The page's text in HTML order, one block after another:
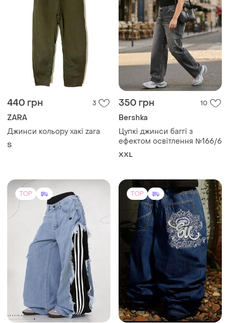
440 грн 3
ZARA
Джинси кольору хакі zara
S
350 грн 10
Bershka
Цупкі джинси баггі з
ефектом освітлення №166/6
XXL
TOP TOP